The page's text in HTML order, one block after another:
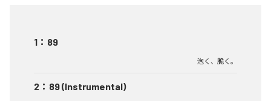
1 ： 89
泡く、脆く。
2 ： 89 (Instrumental)